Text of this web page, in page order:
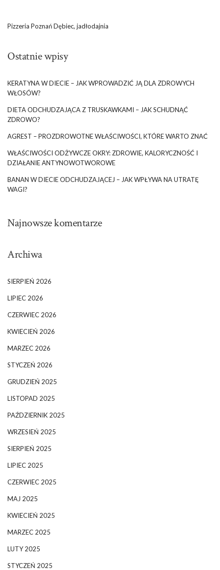
Pizzeria Poznań Dębiec, jadłodajnia
Ostatnie wpisy
KERATYNA W DIECIE – JAK WPROWADZIĆ JĄ DLA ZDROWYCH
WŁOSÓW?
DIETA ODCHUDZAJĄCA Z TRUSKAWKAMI – JAK SCHUDNĄĆ
ZDROWO?
AGREST – PROZDROWOTNE WŁAŚCIWOŚCI, KTÓRE WARTO ZNAĆ
WŁAŚCIWOŚCI ODŻYWCZE OKRY: ZDROWIE, KALORYCZNOŚĆ I
DZIAŁANIE ANTYNOWOTWOROWE
BANAN W DIECIE ODCHUDZAJĄCEJ – JAK WPŁYWA NA UTRATĘ
WAGI?
Najnowsze komentarze
Archiwa
SIERPIEŃ 2026
LIPIEC 2026
CZERWIEC 2026
KWIECIEŃ 2026
MARZEC 2026
STYCZEŃ 2026
GRUDZIEŃ 2025
LISTOPAD 2025
PAŹDZIERNIK 2025
WRZESIEŃ 2025
SIERPIEŃ 2025
LIPIEC 2025
CZERWIEC 2025
MAJ 2025
KWIECIEŃ 2025
MARZEC 2025
LUTY 2025
STYCZEŃ 2025